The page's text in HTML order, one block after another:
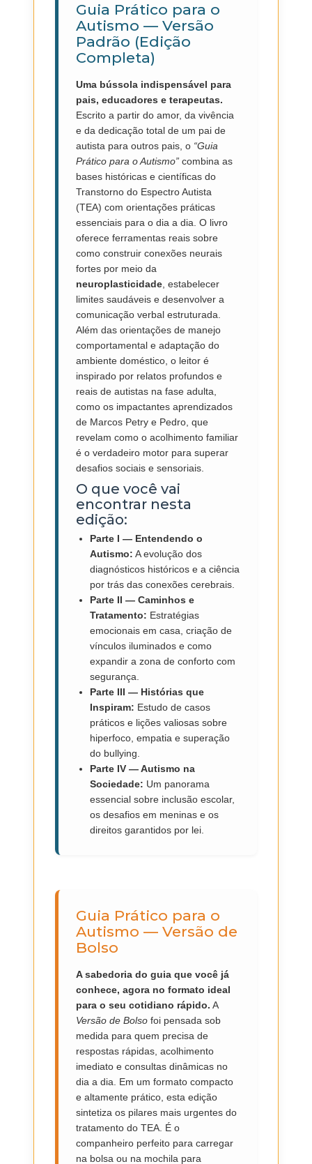
Guia Prático para o
Autismo — Versão
Padrão (Edição
Completa)
Uma bússola indispensável para
pais, educadores e terapeutas.
Escrito a partir do amor, da vivência
e da dedicação total de um pai de
autista para outros pais, o “Guia
Prático para o Autismo” combina as
bases históricas e científicas do
Transtorno do Espectro Autista
(TEA) com orientações práticas
essenciais para o dia a dia. O livro
oferece ferramentas reais sobre
como construir conexões neurais
fortes por meio da
neuroplasticidade, estabelecer
limites saudáveis e desenvolver a
comunicação verbal estruturada.
Além das orientações de manejo
comportamental e adaptação do
ambiente doméstico, o leitor é
inspirado por relatos profundos e
reais de autistas na fase adulta,
como os impactantes aprendizados
de Marcos Petry e Pedro, que
revelam como o acolhimento familiar
é o verdadeiro motor para superar
desafios sociais e sensoriais.
O que você vai
encontrar nesta
edição:
Parte I — Entendendo o
Autismo: A evolução dos
diagnósticos históricos e a ciência
por trás das conexões cerebrais.
Parte II — Caminhos e
Tratamento: Estratégias
emocionais em casa, criação de
vínculos iluminados e como
expandir a zona de conforto com
segurança.
Parte III — Histórias que
Inspiram: Estudo de casos
práticos e lições valiosas sobre
hiperfoco, empatia e superação
do bullying.
Parte IV — Autismo na
Sociedade: Um panorama
essencial sobre inclusão escolar,
os desafios em meninas e os
direitos garantidos por lei.
Guia Prático para o
Autismo — Versão de
Bolso
A sabedoria do guia que você já
conhece, agora no formato ideal
para o seu cotidiano rápido. A
Versão de Bolso foi pensada sob
medida para quem precisa de
respostas rápidas, acolhimento
imediato e consultas dinâmicas no
dia a dia. Em um formato compacto
e altamente prático, esta edição
sintetiza os pilares mais urgentes do
tratamento do TEA. É o
companheiro perfeito para carregar
na bolsa ou na mochila para